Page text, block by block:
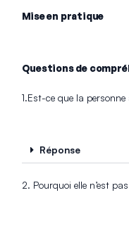
Mise en pratique
Questions de
1.Est-ce que la
Réponse
2. Pourquoi elle n’est